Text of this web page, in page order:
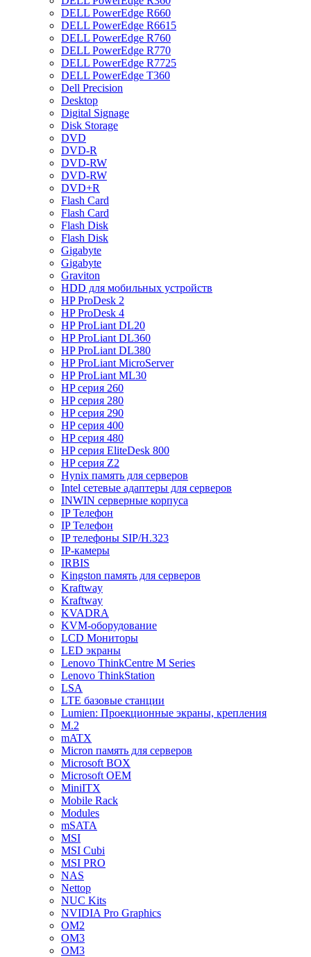
DELL PowerEdge R660
DELL PowerEdge R6615
DELL PowerEdge R760
DELL PowerEdge R770
DELL PowerEdge R7725
DELL PowerEdge T360
Dell Precision
Desktop
Digital Signage
Disk Storage
DVD
DVD-R
DVD-RW
DVD-RW
DVD+R
Flash Card
Flash Card
Flash Disk
Flash Disk
Gigabyte
Gigabyte
Graviton
HDD для мобильных устройств
HP ProDesk 2
HP ProDesk 4
HP ProLiant DL20
HP ProLiant DL360
HP ProLiant DL380
HP ProLiant MicroServer
HP ProLiant ML30
HP серия 260
HP серия 280
HP серия 290
HP серия 400
HP серия 480
HP серия EliteDesk 800
HP серия Z2
Hynix память для серверов
Intel сетевые адаптеры для серверов
INWIN серверные корпуса
IP Телефон
IP Телефон
IP телефоны SIP/H.323
IP-камеры
IRBIS
Kingston память для серверов
Kraftway
Kraftway
KVADRA
KVM-оборудование
LCD Мониторы
LED экраны
Lenovo ThinkCentre M Series
Lenovo ThinkStation
LSA
LTE базовые станции
Lumien: Проекционные экраны, крепления
M.2
mATX
Micron память для серверов
Microsoft BOX
Microsoft OEM
MiniITX
Mobile Rack
Modules
mSATA
MSI
MSI Cubi
MSI PRO
NAS
Nettop
NUC Kits
NVIDIA Pro Graphics
OM2
OM3
OM3